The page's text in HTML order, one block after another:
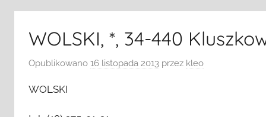
WOLSKI, *, 34-440
Opublikowano 16 listopada 2013 przez kleo
WOLSKI